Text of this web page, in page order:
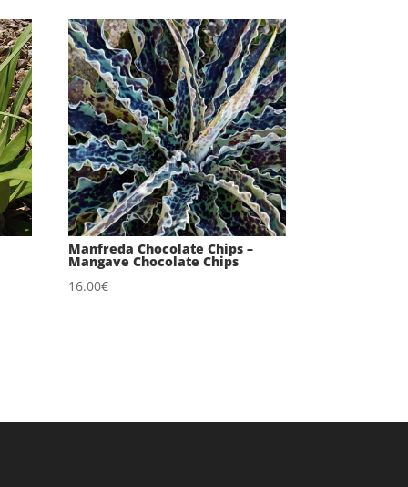
Manfreda Chocolate Chips –
Mangave Chocolate Chips
16.00€